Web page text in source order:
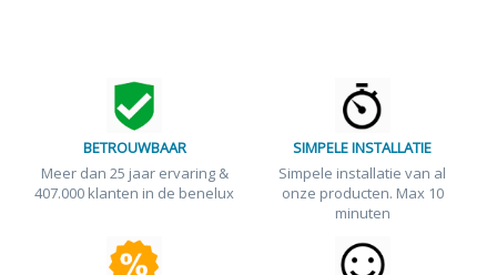
BETROUWBAAR
Meer dan 25 jaar ervaring &
407.000 klanten in de benelux
SIMPELE INSTALLATIE
Simpele installatie van al
onze producten. Max 10
minuten